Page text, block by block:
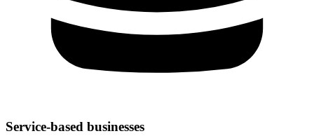
Service-based businesses